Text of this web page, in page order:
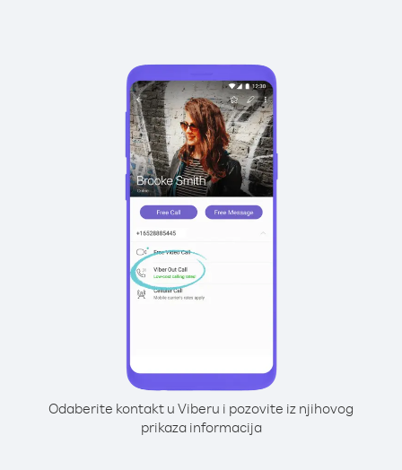
Odaberite kontakt u Viberu i pozovite iz njihovog
prikaza informacija